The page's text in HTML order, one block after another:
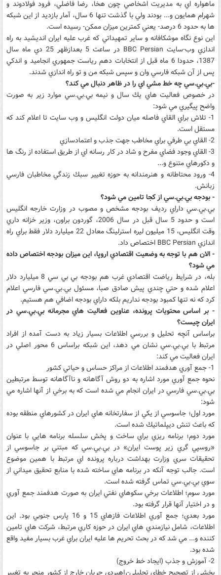
ماهواره اي به مديريت اشخاصي چون هخا، رضا فاضلي، فرود فولادوند و
شهرام همايون و... بودند ولي با گذشت تنها 6 سال، آمار بازديد از اين شبكه
ها به حدود 6 درصد- يعني كمترين ميزان ممكن- رسيده است.
اين نوع نگاه موشكافانه و ساير تمهيداتي كه غرب عليه ايران انديشيد به راه
اندازي وب-سايت BBC Persian در ساعت 5 بعدازظهر 25 دي ماه سال
1387، حدودا 6 ماه قبل از انتخابات دهم رياست جمهوري انجاميد و اندكي
پس از آن شبكه فارسي وان و سپس شبكه من و تو راه اندازي شدند.
-بي.بي.سي چه خط مشي اي را در ظاهر دنبال مي كند؟
در خصوص فعاليت هاي يك سال و نيمه بي.بي.سي موارد زير به صورت
واضح پيگيري مي شود:
1- تلاش براي القاي فاصله ميان دولت انگليس و وب سايت تا اعلام كند كه
مستقل است.
2- القاي بي طرفي براي مخاطب جهت جذب و اعتمادسازي
3- القاي وجود فضاي مفرح و شاد در كار رسانه اي از طريق استفاده از رنگ ها
و دكورهاي متنوع و...
4- ورود محتاطانه و هنرمندانه به حوزه تغيير سبك زندگي مخاطبان فارسي
زبانش.
- بودجه بي.بي.سي از كجا تامين مي شود؟
بي.بي.سي داراي رديف بودجه مشخص و مصوب در وزارت خارجه انگليس
است و حدود 5 سال قبل در سال 2006، گوردون براون، وزير خزانه داري
وقت انگليس، 15 ميليون ليره استرلينگ معادل 22 ميليارد دلار فقط براي راه
اندازي BBC Persian اختصاص داد.
- الان هم با توجه به وضعيت اقتصادي اروپا، اين ميزان بودجه اختصاص داده
مي شود؟
بله، در شرايط رياضت اقتصادي غرب هم بودجه بي بي سي 8 ميليارد دلار
اعلام شده و حتي چندي پيش صادق صبا، مسئول بي.بي.سي فارسي اعلام
كرد كه نه تنها كمبود بودجه نداريم بلكه داراي بودجه اضافي هم هستيم.
- بر اساس محتويات پرونده، عناوين فعاليت هاي مجرمانه بي.بي.سي در
ايران چيست؟
براساس آنچه تحليل و بررسي اطلاعات بسيار زياد به دست آمده از افراد
مرتبط با بي.بي.سي نشان مي دهد، اين شبكه براساس 6 محور اصلي در
ايران فعاليت مي كند:
1- جمع آوري هدفمند اطلاعات از مراكز حساس و حياتي كشور
نحوه جمع آوري مورد اشاره به دو روش آگاهانه و ناآگاهانه توسط مرتبطين
بي.بي.سي فارسي در ايران انجام مي شده است كه به برخي از آنها اشاره مي
شود:
مورد اول؛ جاسوسي از يكي از سفارتخانه هاي ايران در كشورهاي منطقه بوده
كه باعث تنش ديپلماتيك شده است.
مورد دوم؛ برنامه ريزي براي ساخت و پخش سلسله برنامه هايي با عنوان
«روسپي گري زير پوست ايران» در بي.بي.سي كه مبتني بر جاسوسي از
تحقيقات سري وزارت بهداشت درباره پرونده اي مرتبط با همين موضوع
است. جالب توجه آنكه در برنامه هاي ساخته شده با منابع تحقيق ميداني از
سوي بي.بي.سي تماس گرفته شده است.
مورد سوم؛ اطلاعات برخي سكوهاي نفتي ايران به صورت هدفمند جمع آوري
و در اختيار آنها قرار گرفته بود.
مورد بعدي؛ جمع آوري اطلاعات فازهاي 15 و 16 پارس جنوبي بود. اين
اطلاعات، شامل نيازمندي هاي ايران در حوزه كاري مرتبط، شركت هاي تامين
كننده و... مي شد كه در بحث تحريم ها عليه ايران براي غرب بسيار مفيد واقع
شده بود.
2- آموزش و جذب (ايجاد خط خروج)
بخشي از تصحيح خطاي تحليلي-راهبردي جريان خارج از كشور منجر به تغيير